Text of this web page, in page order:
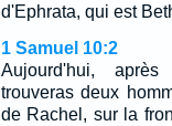
d'Ephrata, qui est
1 Samuel 10:2
Aujourd'hui,
trouveras deux
de Rachel, sur la